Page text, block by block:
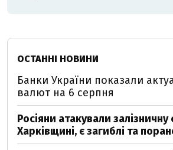
ОСТАННІ НОВИНИ
Банки України показали
валют на 6 серпня
Росіяни атакували залізничну
Харківщині, є загиблі та